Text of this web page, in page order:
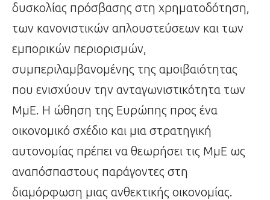
δυσκολίας πρόσβασης στη χρηματοδότηση,
των κανονιστικών απλουστεύσεων και των
εμπορικών περιορισμών,
συμπεριλαμβανομένης της αμοιβαιότητας
που ενισχύουν την ανταγωνιστικότητα των
ΜμΕ. Η ώθηση της Ευρώπης προς ένα
οικονομικό σχέδιο και μια στρατηγική
αυτονομίας πρέπει να θεωρήσει τις ΜμΕ ως
αναπόσπαστους παράγοντες στη
διαμόρφωση μιας ανθεκτικής οικονομίας.